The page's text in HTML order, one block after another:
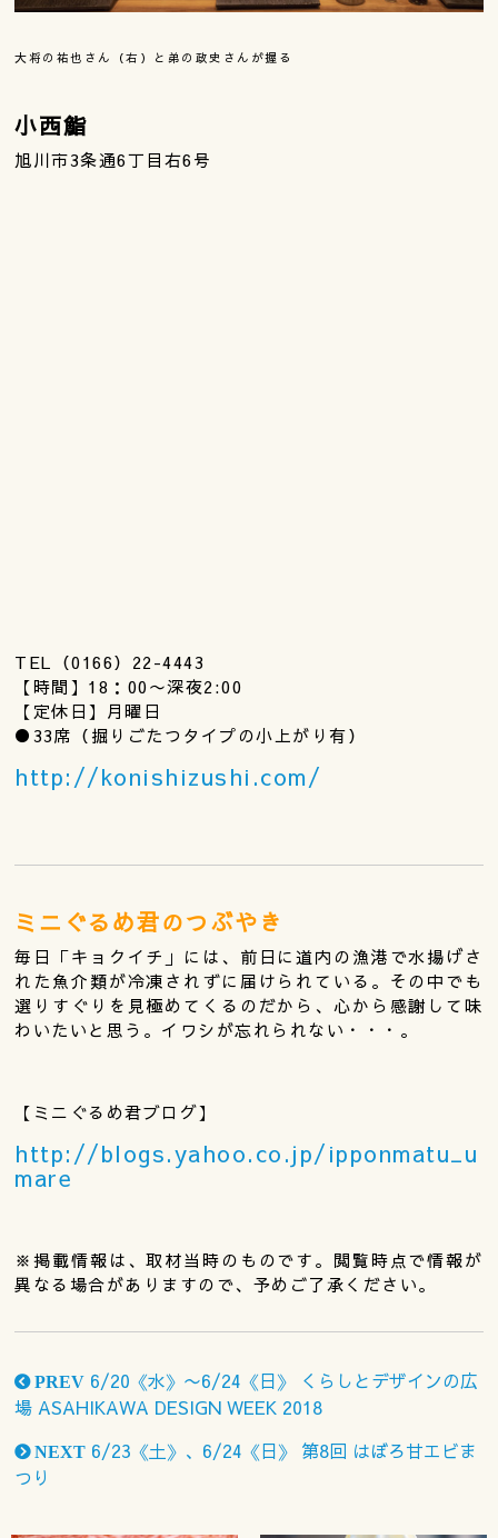
大将の祐也さん（右）と弟の政史さんが握る
小西鮨
旭川市3条通6丁目右6号
TEL（0166）22-4443
【時間】18：00〜深夜2:00
【定休日】月曜日
●33席（掘りごたつタイプの小上がり有）
http://konishizushi.com/
ミニぐるめ君のつぶやき
毎日「キョクイチ」には、前日に道内の漁港で水揚げさ
れた魚介類が冷凍されずに届けられている。その中でも
選りすぐりを見極めてくるのだから、心から感謝して味
わいたいと思う。イワシが忘れられない・・・。
【ミニぐるめ君ブログ】
http://blogs.yahoo.co.jp/ipponmatu_u
mare
※掲載情報は、取材当時のものです。閲覧時点で情報が
異なる場合がありますので、予めご了承ください。
PREV 6/20《水》〜6/24《日》 くらしとデザインの広
場 ASAHIKAWA DESIGN WEEK 2018
NEXT 6/23《土》、6/24《日》 第8回 はぼろ甘エビま
つり